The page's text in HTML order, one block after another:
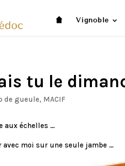
Vignoble
tu le
de gueule, MACIF
aux échelles …
avec moi sur une seule jambe …